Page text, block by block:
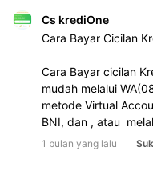
Cs krediOne
Cara Bayar Cicilan
Cara Bayar cicilan
mudah melalui
metode Virtual
BNI, dan , atau
1 bulan yang lalu